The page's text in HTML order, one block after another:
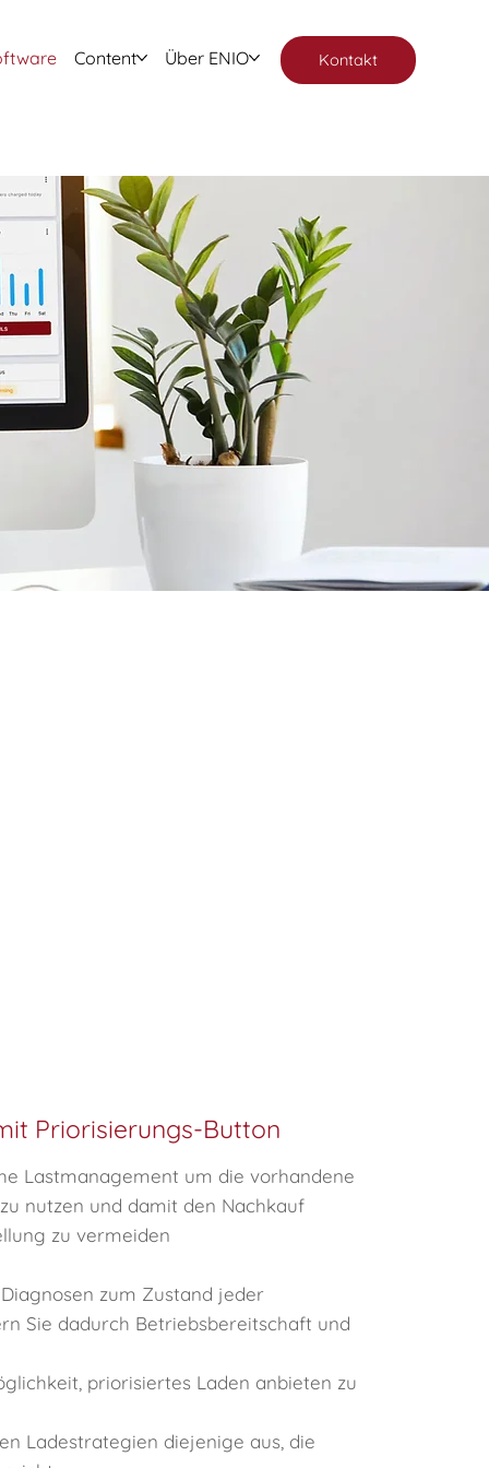
Content Über ENIO Kontakt
Priorisierungs-Button
Lastmanagement um die vorhandene
nutzen und damit den Nachkauf
zu vermeiden
zum Zustand jeder
Sie dadurch Betriebsbereitschaft und
priorisiertes Laden anbieten zu
Ladestrategien diejenige aus, die